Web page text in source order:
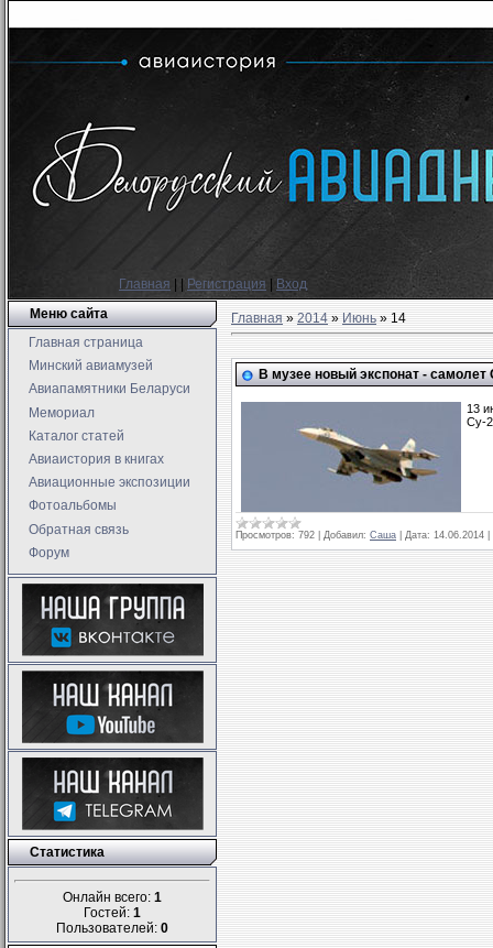
Главная Регистрация
Вход
Меню сайта
Главная страница
Минский авиамузей
Авиапамятники Беларуси
Мемориал
Каталог статей
Авиаистория в книгах
Авиационные экспозиции
Фотоальбомы
Обратная связь
Форум
Статистика
Онлайн всего: 1
Гостей: 1
Пользователей: 0
Главная»2014 » Июнь » 14
В музее новый экспонат - самолет
13
Су-
Просмотров: 792 Добавил: Саша Дата: 14.06.2014